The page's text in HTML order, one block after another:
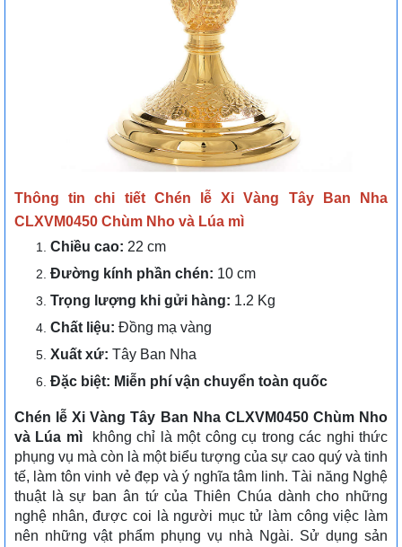
Thông tin chi tiết
Chén lễ Xi Vàng Tây Ban Nha
CLXVM0450 Chùm Nho và Lúa mì
Chiều cao: 22 cm
Đường kính phần chén: 10 cm
Trọng lượng khi gửi hàng: 1.2 Kg
Chất liệu: Đồng mạ vàng
Xuất xứ: Tây Ban Nha
Đặc biệt: Miễn phí vận chuyển toàn quốc
Chén lễ Xi Vàng Tây Ban Nha CLXVM0450 Chùm Nho
và Lúa mìkhông chỉ là một công cụ trong các nghi thức
phụng vụ mà còn là một biểu tượng của sự cao quý và tinh
tế, làm tôn vinh vẻ đẹp và ý nghĩa tâm linh. Tài năng Nghệ
thuật là sự ban ân tứ của Thiên Chúa dành cho những
nghệ nhân, được coi là người mục tử làm công việc làm
nên những vật phẩm phụng vụ nhà Ngài. Sử dụng sản